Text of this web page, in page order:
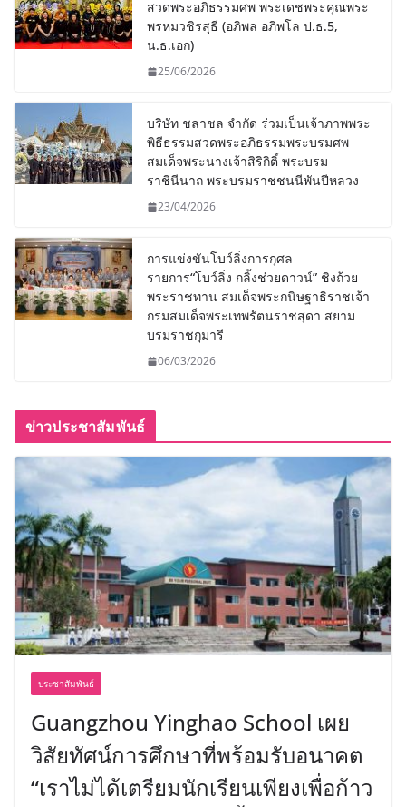
สวดพระอภิธรรมศพ พระเดชพระคุณพระ
พรหมวชิรสุธี (อภิพล อภิพโล ป.ธ.5,
น.ธ.เอก)
25/06/2026
บริษัท ชลาชล จำกัด ร่วมเป็นเจ้าภาพพระ
พิธีธรรมสวดพระอภิธรรมพระบรมศพ
สมเด็จพระนางเจ้าสิริกิติ์ พระบรม
ราชินีนาถ พระบรมราชชนนีพันปีหลวง
23/04/2026
การแข่งขันโบว์ลิ่งการกุศล
รายการ“โบว์ลิ่ง กลิ้งช่วยดาวน์” ชิงถ้วย
พระราชทาน สมเด็จพระกนิษฐาธิราชเจ้า
กรมสมเด็จพระเทพรัตนราชสุดา สยาม
บรมราชกุมารี
06/03/2026
ข่าวประชาสัมพันธ์
ประชาสัมพันธ์
Guangzhou Yinghao School เผย
วิสัยทัศน์การศึกษาที่พร้อมรับอนาคต
“เราไม่ได้เตรียมนักเรียนเพียงเพื่อก้าว